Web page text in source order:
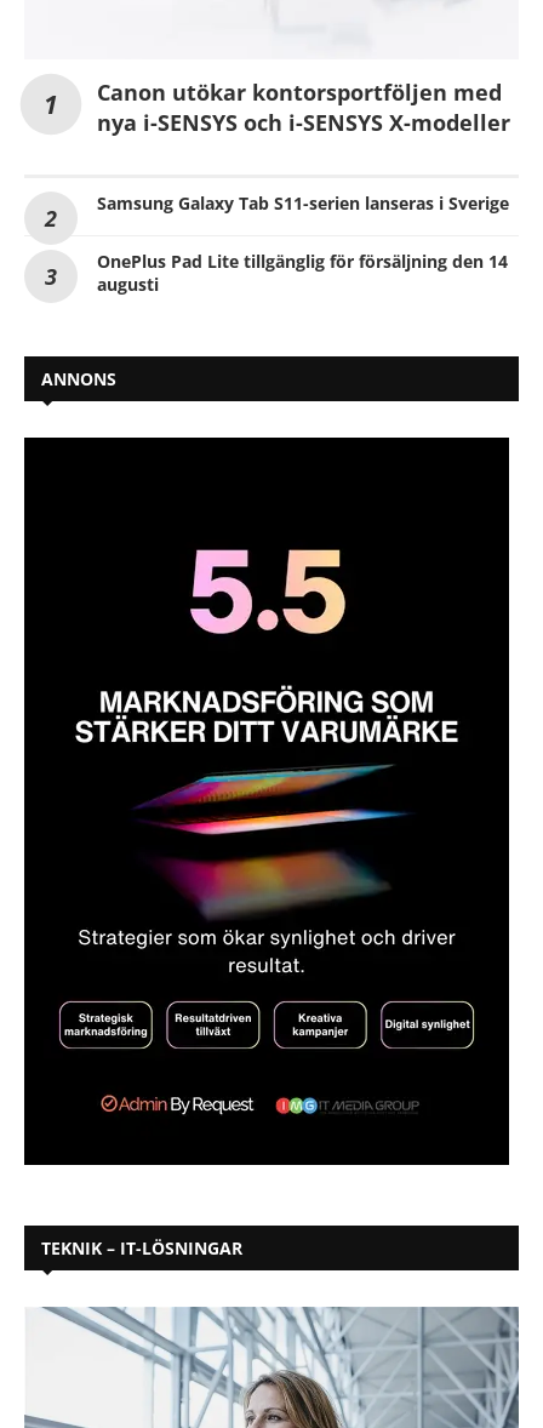
Canon utökar kontorsportföljen med
nya i-SENSYS och i-SENSYS X-modeller
Samsung Galaxy Tab S11-serien lanseras i Sverige
OnePlus Pad Lite tillgänglig för försäljning den 14
augusti
ANNONS
TEKNIK – IT-LÖSNINGAR